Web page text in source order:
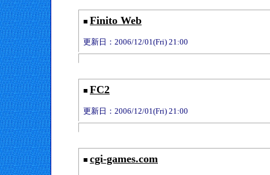
■ Finito Web
更新日：2006/12/01(Fri) 21:00
■ FC2
更新日：2006/12/01(Fri) 21:00
■ cgi-games.com